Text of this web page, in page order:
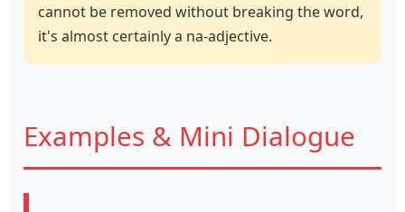
cannot be removed without breaking the word,
it's almost certainly a na‑adjective.
Examples & Mini Dialogue